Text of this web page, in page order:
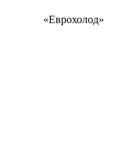
«Еврохолод»